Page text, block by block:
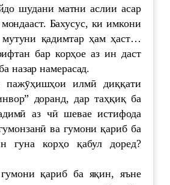
шудани матни аслии асар
Бахусус, ки имкони
қадимтар ҳам ҳаст…
бар корҳое аз ин даст
назар намерасад.
пажӯҳишҳои илмӣ диққати
доранд, дар таҳқиқ ба
аз чӣ шевае истифода
ва гумони қариб ба
гуна корҳо қабул доред?
қариб ба яқин, яъне